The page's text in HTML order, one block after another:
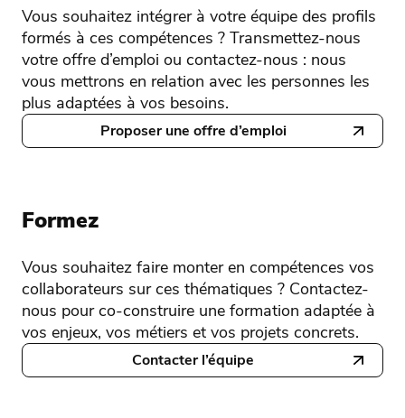
Vous souhaitez intégrer à votre équipe des profils
formés à ces compétences ? Transmettez-nous
votre offre d’emploi ou contactez-nous : nous
vous mettrons en relation avec les personnes les
plus adaptées à vos besoins.
Proposer une offre d’emploi
Formez
Vous souhaitez faire monter en compétences vos
collaborateurs sur ces thématiques ? Contactez-
nous pour co-construire une formation adaptée à
vos enjeux, vos métiers et vos projets concrets.
Contacter l’équipe